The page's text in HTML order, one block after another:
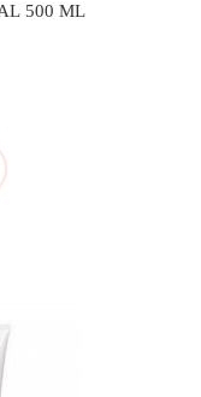
500 ML